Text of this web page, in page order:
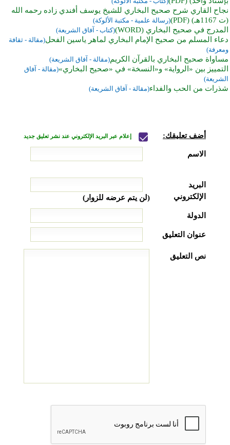
نجاح القاري شرح صحيح البخاري للشيخ يوسف أفندي زاده رحمه الله
(ت 1167هـ) (PDF)
(رسالة علمية - مكتبة الألوكة)
المدرج في صحيح البخاري (WORD) (كتاب - آفاق الشريعة)
دعاء المسلم من صحيح الإمام البخاري لماهر ياسين الفحل(مقالة - ثقافة
ومعرفة)
مساواة صحيح البخاري بالقرآن الكريم(مقالة - آفاق الشريعة)
التمييز بين «الرواية» و«النسخة» في «صحيح البخاري»(مقالة - آفاق
الشريعة)
شذرات من الحب والفداء(مقالة - آفاق الشريعة)
أضف تعليقك: إعلام عبر البريد الإلكتروني عند نشر تعليق جديد
الاسم
البريد
الإلكتروني
(لن يتم عرضه للزوار)
الدولة
عنوان التعليق
نص التعليق